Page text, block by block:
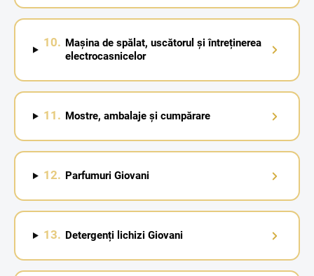
10. Mașina de spălat, uscătorul și întreținerea
electrocasnicelor
11. Mostre, ambalaje și cumpărare
12. Parfumuri Giovani
13. Detergenți lichizi Giovani